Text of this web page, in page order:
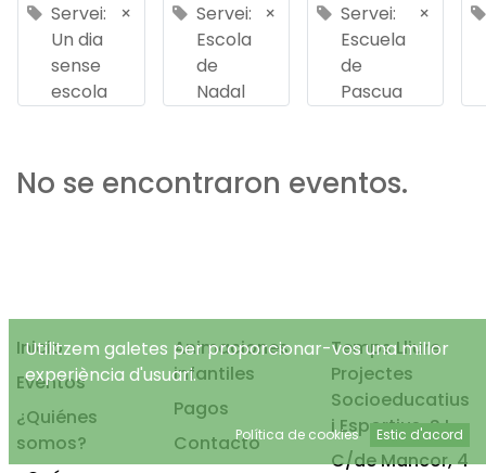
Servei:
Un dia
sense
escola
×
Servei:
Escola
de
Nadal
×
Servei:
Escuela
de
Pascua
×
No se encontraron eventos.
Inicio
Eventos
¿Quiénes
somos?
Animaciones
infantiles
Pagos
Contacto
Temps Lliure
Projectes
Socioeducatius
i Esportius, S.L.
C/de Mancor, 4
Utilitzem galetes per proporcionar-vos una millor
experiència d'usuari.
Política de cookies Estic d'acord